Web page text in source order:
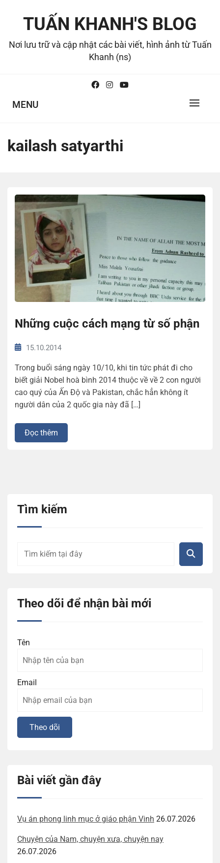
TUẤN KHANH'S BLOG
Nơi lưu trữ và cập nhật các bài viết, hình ảnh từ Tuấn
Khanh (ns)
MENU
kailash satyarthi
Những cuộc cách mạng từ số phận
15.10.2014
Trong buổi sáng ngày 10/10, khi tin tức phát đi cho
biết giải Nobel hoà bình 2014 thuộc về về 2 con người
cao quý của Ấn Độ và Pakistan, chắc hẳn không ít
người dân của 2 quốc gia này đã […]
Đọc thêm
Tìm kiếm
Theo dõi để nhận bài mới
Tên
Email
Bài viết gần đây
Vụ án phong linh mục ở giáo phận Vinh 26.07.2026
Chuyện của Nam, chuyện xưa, chuyện nay
26.07.2026